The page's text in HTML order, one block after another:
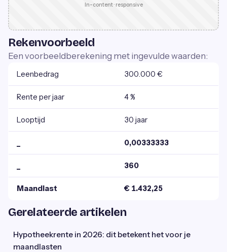
In-content · responsive
Rekenvoorbeeld
Een voorbeeldberekening met ingevulde waarden:
Leenbedrag 300.000 €
Rente per jaar 4 %
Looptijd 30 jaar
0,00333333
360
Maandlast € 1.432,25
Gerelateerde artikelen
Hypotheekrente in 2026: dit betekent het voor je
maandlasten